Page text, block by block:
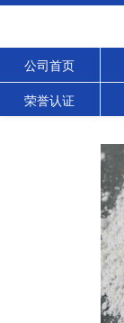
公司首页
荣誉认证